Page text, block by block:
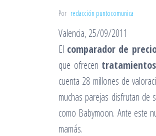
Por redacción puntocomunica
Valencia, 25/09/2011
El comparador de
que ofrecen
cuenta 28 millones de
muchas parejas disfrutan de
como Babymoon. Ante este
mamás.